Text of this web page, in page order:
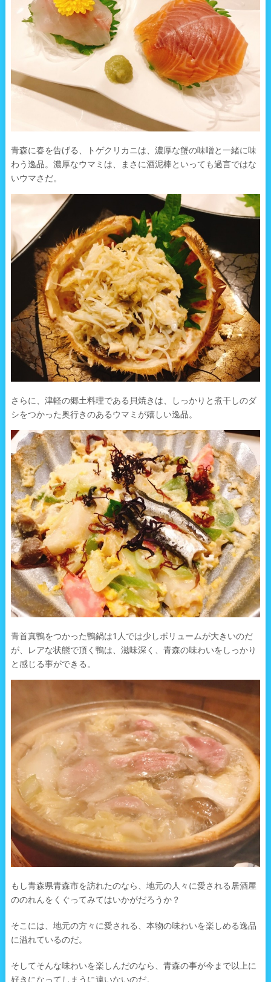
青森に春を告げる、トゲクリカニは、濃厚な蟹の味噌と一緒に味
わう逸品。濃厚なウマミは、まさに酒泥棒といっても過言ではな
いウマさだ。
さらに、津軽の郷土料理である貝焼きは、しっかりと煮干しのダ
シをつかった奥行きのあるウマミが嬉しい逸品。
青首真鴨をつかった鴨鍋は1人では少しボリュームが大きいのだ
が、レアな状態で頂く鴨は、滋味深く、青森の味わいをしっかり
と感じる事ができる。
もし青森県青森市を訪れたのなら、地元の人々に愛される居酒屋
ののれんをくぐってみてはいかがだろうか？
そこには、地元の方々に愛される、本物の味わいを楽しめる逸品
に溢れているのだ。
そしてそんな味わいを楽しんだのなら、青森の事が今まで以上に
好きになってしまうに違いないのだ。